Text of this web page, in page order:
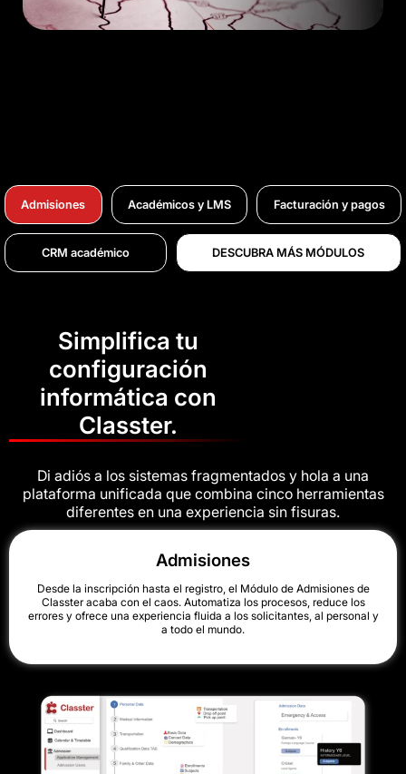
Admisiones Académicos y LMS Facturación y pagos
CRM académico DESCUBRA MÁS MÓDULOS
Simplifica tu
configuración
informática con
Classter.
Di adiós a los sistemas fragmentados y hola a una
plataforma unificada que combina cinco herramientas
diferentes en una experiencia sin fisuras.
Admisiones
Desde la inscripción hasta el registro, el Módulo de Admisiones de
Classter acaba con el caos. Automatiza los procesos, reduce los
errores y ofrece una experiencia fluida a los solicitantes, al personal y
a todo el mundo.